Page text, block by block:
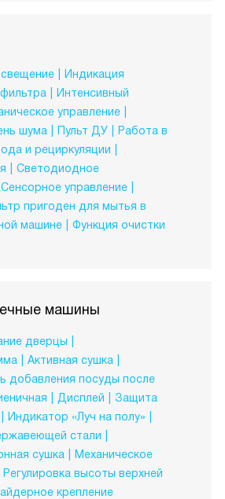
Индикация
Интенсивный
управление
шума
Пульт ДУ
Работа в
и рециркуляции
Светодиодное
Сенсорное управление
пригоден для мытья в
машине
Функция очистки
машины
дверцы
Активная сушка
добавления посуды после
Дисплей
Защита
Индикатор «Луч на полу»
стали
сушка
Механическое
Регулировка высоты верхней
крепление